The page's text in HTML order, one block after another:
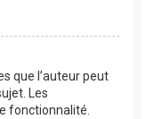
que l’auteur peut
Les
fonctionnalité.